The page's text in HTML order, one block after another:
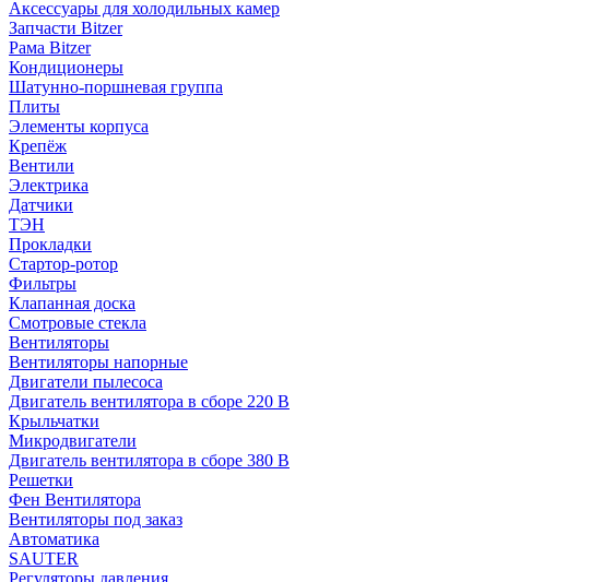
Аксессуары для холодильных камер
Запчасти Bitzer
Рама Bitzer
Кондиционеры
Шатунно-поршневая группа
Плиты
Элементы корпуса
Крепёж
Вентили
Электрика
Датчики
ТЭН
Прокладки
Стартор-ротор
Фильтры
Клапанная доска
Смотровые стекла
Вентиляторы
Вентиляторы напорные
Двигатели пылесоса
Двигатель вентилятора в сборе 220 В
Крыльчатки
Микродвигатели
Двигатель вентилятора в сборе 380 В
Решетки
Фен Вентилятора
Вентиляторы под заказ
Автоматика
SAUTER
Регуляторы давления